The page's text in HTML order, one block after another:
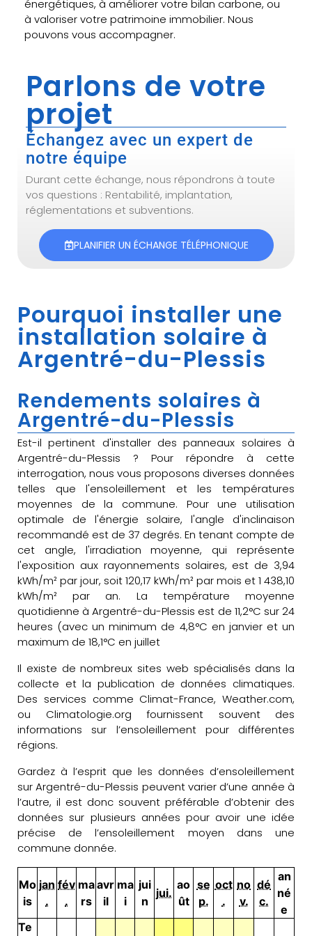
énergétiques, à améliorer votre bilan carbone, ou
à valoriser votre patrimoine immobilier. Nous
pouvons vous accompagner.
Parlons de votre
projet
Échangez avec un expert de
notre équipe
Durant cette échange, nous répondrons à toute
vos questions : Rentabilité, implantation,
réglementations et subventions.
PLANIFIER UN ÉCHANGE TÉLÉPHONIQUE
Pourquoi installer une
installation solaire à
Argentré-du-Plessis
Rendements solaires à
Argentré-du-Plessis
Est-il pertinent d'installer des panneaux solaires à
Argentré-du-Plessis ? Pour répondre à cette
interrogation, nous vous proposons diverses données
telles que l'ensoleillement et les températures
moyennes de la commune. Pour une utilisation
optimale de l'énergie solaire, l'angle d'inclinaison
recommandé est de 37 degrés. En tenant compte de
cet angle, l'irradiation moyenne, qui représente
l'exposition aux rayonnements solaires, est de 3,94
kWh/m² par jour, soit 120,17 kWh/m² par mois et 1 438,10
kWh/m² par an. La température moyenne
quotidienne à Argentré-du-Plessis est de 11,2°C sur 24
heures (avec un minimum de 4,8°C en janvier et un
maximum de 18,1°C en juillet
Il existe de nombreux sites web spécialisés dans la
collecte et la publication de données climatiques.
Des services comme Climat-France, Weather.com,
ou Climatologie.org fournissent souvent des
informations sur l’ensoleillement pour différentes
régions.
Gardez à l’esprit que les données d’ensoleillement
sur Argentré-du-Plessis peuvent varier d’une année à
l’autre, il est donc souvent préférable d’obtenir des
données sur plusieurs années pour avoir une idée
précise de l’ensoleillement moyen dans une
commune donnée.
Mo
is
jan
.
fév
.
ma
rs
avr
il
ma
i
jui
n
jui.
ao
ût
se
p.
oct
.
no
v.
dé
c.
an
né
e
Te